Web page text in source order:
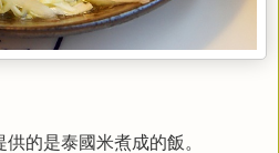
的是泰國米煮成的飯。